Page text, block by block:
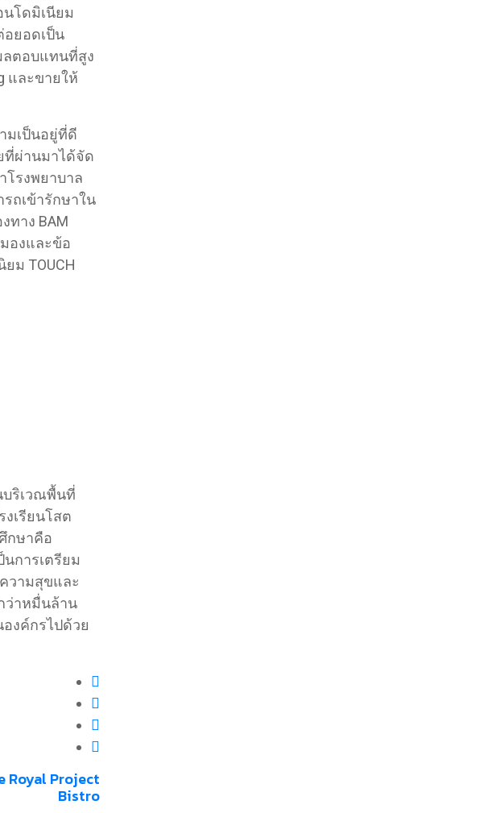
โดมิเนียม
อยอดเป็น
ลตอบแทนที่สูง
และขายให้
มเป็นอยู่ที่ดี
ที่ผ่านมาได้จัด
โรงพยาบาล
ถเข้ารักษาใน
ทาง BAM
องและข้อ
ม TOUCH
บริเวณพื้นที่
เรียนโสต
กษาคือ
การเตรียม
วามสุขและ
ว่าหมื่นล้าน
งค์กรไปด้วย
Royal Project
Bistro